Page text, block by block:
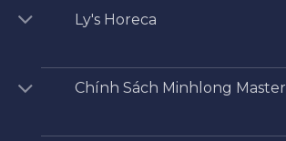
Ly's Horeca
Chính Sách Minhlong Master